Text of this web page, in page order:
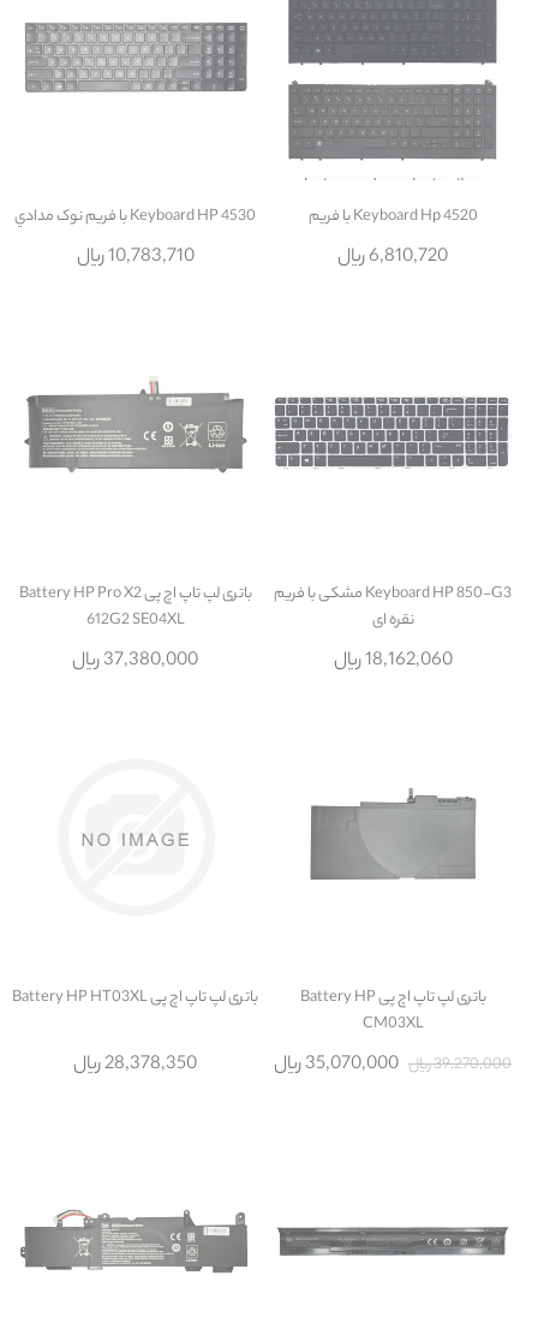
Keyboard Hp 4520 با فريم
6,810,720 ریال
Keyboard HP 4530 با فريم نوک مدادي
10,783,710 ریال
Keyboard HP 850-G3 مشکی با فریم
نقره ای
18,162,060 ریال
باتری لپ تاپ اچ پی Battery HP Pro X2
612G2 SE04XL
37,380,000 ریال
باتری لپ تاپ اچ پی Battery HP
CM03XL
39,270,000 ریال
35,070,000 ریال
باتری لپ تاپ اچ پی Battery HP HT03XL
28,378,350 ریال